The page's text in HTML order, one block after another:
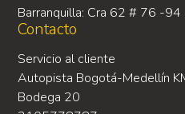
Barranquilla: Cra 62 # 76 -94
Contacto
Servicio al cliente
Autopista Bogotá-Medellín
Bodega 20